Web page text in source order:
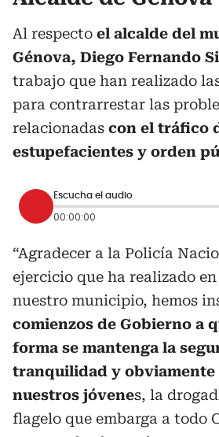
Al respecto el alcalde del
Génova, Diego Fernando
trabajo que han realizado
para contrarrestar las
relacionadas con el tráfico
estupefacientes y orden
Escucha el audio
00:00:00
“Agradecer a la Policía
ejercicio que ha realizado
nuestro municipio, hemos
comienzos de Gobierno a
forma se mantenga la
tranquilidad y obviamente
nuestros jóvenes, la
flagelo que embarga a todo